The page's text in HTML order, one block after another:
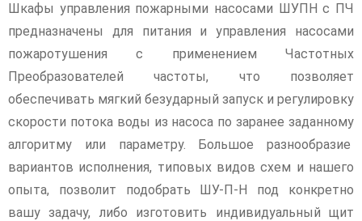
Шкафы управления пожарными насосами ШУПН с ПЧ
предназначены для питания и управления насосами
пожаротушения с применением Частотных
Преобразователей частоты, что позволяет
обеспечивать мягкий безударный запуск и регулировку
скорости потока воды из насоса по заранее заданному
алгоритму или параметру. Большое разнообразие
вариантов исполнения, типовых видов схем и нашего
опыта, позволит подобрать ШУ-П-Н под конкретно
вашу задачу, либо изготовить индивидуальный щит